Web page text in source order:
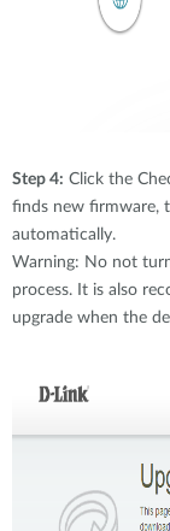
Step 4: Click the
finds new firmware,
automatically.
Warning: No not
process. It is also
upgrade when the